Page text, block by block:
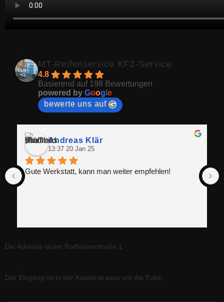
MT-Reifenservice KFZ-Service
4.8
Basierend auf 198 Bewertungen
powered by Goog e
bewerte uns auf
Andreas Klär
13:37 20 Jan 25
Gute Werkstatt, kann man weiter empfehlen!
Die Adresse lautet Raiffeisenstraße 1
Der Eingang ist in der Kaislerstrasse um die Ecke.